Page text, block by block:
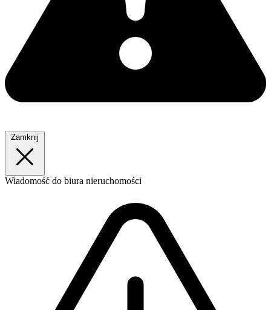
Zamknij
Wiadomość do biura nieruchomości